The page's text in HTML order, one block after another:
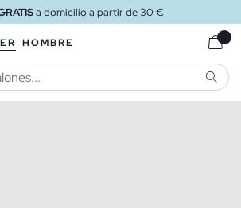
a domicilio a partir de 30 €
HOMBRE